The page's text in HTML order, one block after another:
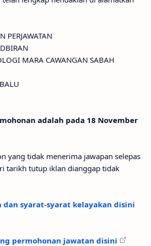
PERJAWATAN
MARA CAWANGAN SABAH
adalah pada 18 November
yang tidak menerima jawapan selepas
tarikh tutup iklan dianggap tidak
syarat-syarat kelayakan disini
permohonan jawatan disini